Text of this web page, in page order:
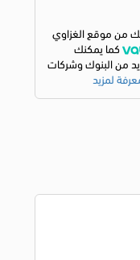
من موقع الغزاوي
كما يمكنك
من البنوك وشركات
لمزيد